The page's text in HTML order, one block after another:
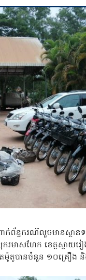
ព័ន្ធ​ករណី​លួច​មាន​ស្ថាន​
មាសហែក ខេត្តស្វាយរៀ
ម៉ូតូ​បាន​ចំនួន ១០​គ្រឿង